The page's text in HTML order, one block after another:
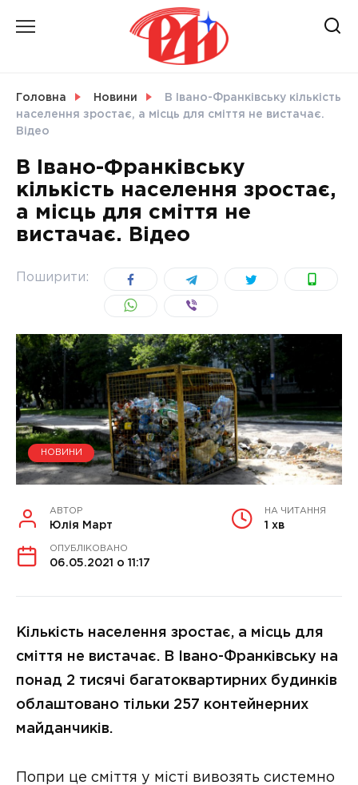
СВІТ
УКРАЇНА
Головна Новини
В Івано-Франківську кількість
населення зростає, а місць для сміття не вистачає.
Відео
В Івано-Франківську
кількість населення зростає,
а місць для сміття не
вистачає. Відео
Поширити:
НОВИНИ
АВТОР
Юлія Март
НА ЧИТАННЯ
1 хв
ОПУБЛІКОВАНО
06.05.2021 о 11:17
Кількість населення зростає, а місць для
сміття не вистачає. В Івано-Франківську на
понад 2 тисячі багатоквартирних будинків
облаштовано тільки 257 контейнерних
майданчиків.
Попри це сміття у місті вивозять системно